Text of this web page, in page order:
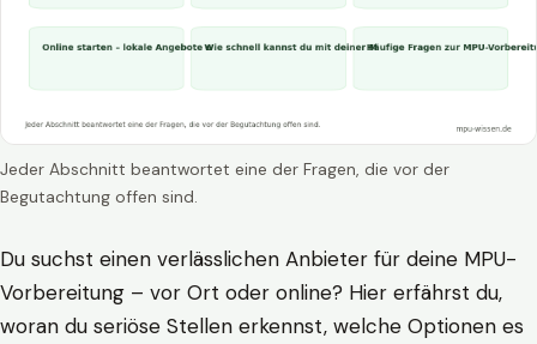
Jeder Abschnitt beantwortet eine der Fragen, die vor der
Begutachtung offen sind.
Du suchst einen verlässlichen Anbieter für deine MPU-
Vorbereitung – vor Ort oder online? Hier erfährst du,
woran du seriöse Stellen erkennst, welche Optionen es